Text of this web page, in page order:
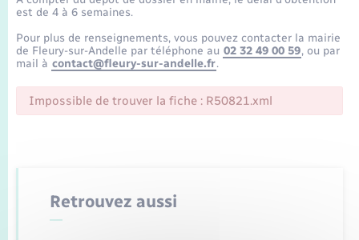
Etat-civil - Papiers - Citoyenneté
Mariage – PACS
Parrainage civil
Logement - Urbanisme
Numérique
Transports scolaires
Travaux - Autorisation d’occupation de l’espace
public
Compétences
Plan interactif
Publications
La Communauté de communes
est de 4 à 6 semaines.
Pour plus de renseignements, vous pouvez contacter la mairie
de Fleury-sur-Andelle par téléphone au 02 32 49 00 59, ou par
mail à contact@fleury-sur-andelle.fr.
Impossible de trouver la fiche : R50821.xml
Retrouvez aussi